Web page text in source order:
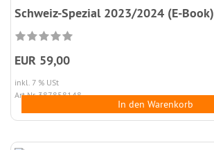
Schweiz-Spezial 2023/2024 (E-Book)
EUR 59,00
inkl. 7 % USt
Art.Nr. 387858148
In den Warenkorb